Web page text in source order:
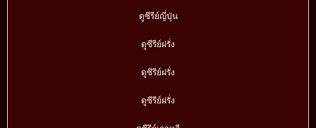
ดูซีรีย์ญี่ปุ่น
ดูซีรีย์ฝรั่ง
ดูซีรีย์ฝรั่ง
ดูซีรีย์ฝรั่ง